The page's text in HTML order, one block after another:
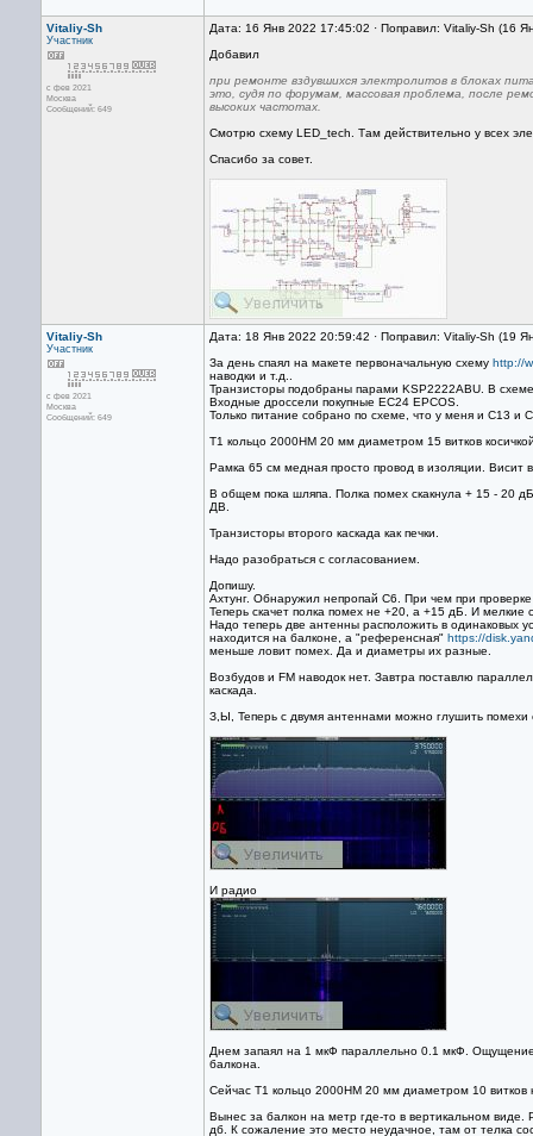
Vitaliy-Sh
Участник
с фев 2021
Москва
Сообщений: 649
Дата: 16 Янв 2022 17:45:02 · Поправил: Vitaliy-Sh (16
Добавил
при ремонте вздувшихся электролитов в блоках
это, судя по форумам, массовая проблема, после
высоких частотах.
Смотрю схему LED_tech. Там действительно у всех
Спасибо за совет.
Vitaliy-Sh
Участник
с фев 2021
Москва
Сообщений: 649
Дата: 18 Янв 2022 20:59:42 · Поправил: Vitaliy-Sh (19
За день спаял на макете первоначальную схему http://
наводки и т.д..
Транзисторы подобраны парами KSP2222ABU. В
Входные дроссели покупные EC24 EPCOS.
Только питание собрано по схеме, что у меня и С13 и
T1 кольцо 2000НМ 20 мм диаметром 15 витков
Рамка 65 см медная просто провод в изоляции. Висит
В общем пока шляпа. Полка помех скакнула + 15 - 20
ДВ.
Транзисторы второго каскада как печки.
Надо разобраться с согласованием.
Допишу.
Ахтунг. Обнаружил непропай С6. При чем при
Теперь скачет полка помех не +20, а +15 дБ. И мелкие
Надо теперь две антенны расположить в одинаковых
находится на балконе, а "референсная" https://
меньше ловит помех. Да и диаметры их разные.
Возбудов и FM наводок нет. Завтра поставлю
каскада.
З,Ы, Теперь с двумя антеннами можно глушить
И радио
Днем запаял на 1 мкФ параллельно 0.1 мкФ.
балкона.
Сейчас T1 кольцо 2000НМ 20 мм диаметром 10 витков
Вынес за балкон на метр где-то в вертикальном
дб. К сожаление это место неудачное, там от телка